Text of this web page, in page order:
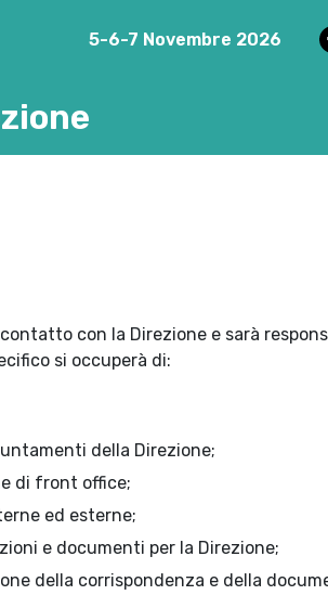
5-6-7 Novembre 2026
con la Direzione e sarà
si occuperà di:
della Direzione;
di front office;
ed esterne;
e documenti per la Direzione;
della corrispondenza e della